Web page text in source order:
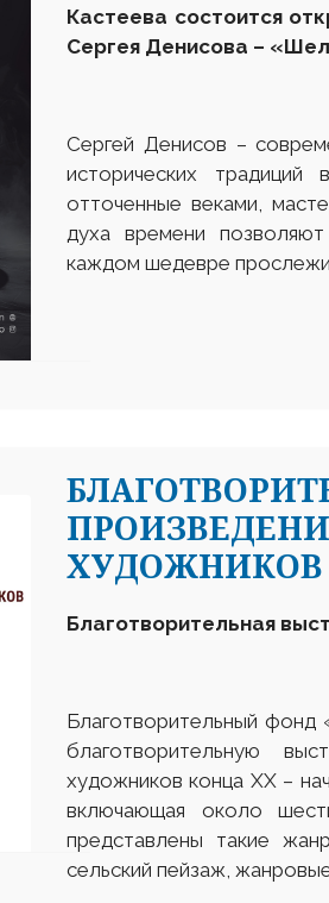
Кастеева состоится
Сергея Денисова –
Сергей Денисов –
исторических традиций
отточенные веками,
духа времени
каждом шедевре
ХУДОЖНИКОВ
Благотворительная
Благотворительный фонд
благотворительную
художников конца XX –
включающая около
представлены такие
сельский пейзаж,